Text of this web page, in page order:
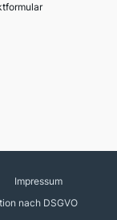
Impressum
nach DSGVO